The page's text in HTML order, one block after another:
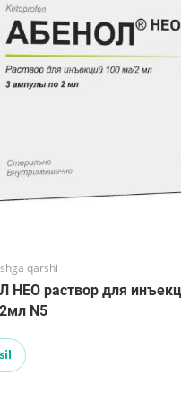
qarshi
НЕО раствор для
N5